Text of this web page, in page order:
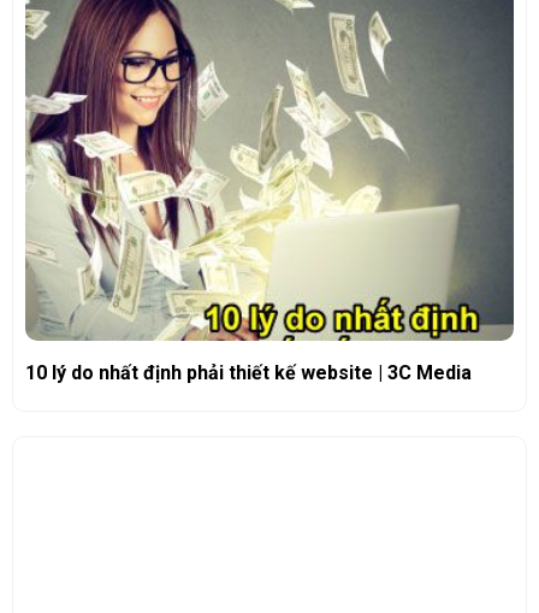
10 lý do nhất định phải thiết kế website | 3C Media